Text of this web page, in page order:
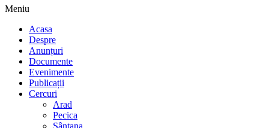
Meniu
Acasa
Despre
Anunțuri
Documente
Evenimente
Publicații
Cercuri
Arad
Pecica
Sântana